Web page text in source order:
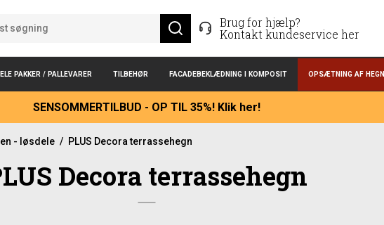
Brug for hjælp?
Kontakt kundeservice her
PAKKER / PALLEVARER TILBEHØR FACADEBEKLÆDNING I KOMPOSIT OPSÆTNING AF HEGN
SENSOMMERTILBUD - OP TIL 35%! Klik her!
- løsdele / PLUS Decora terrassehegn
Decora terrassehegn